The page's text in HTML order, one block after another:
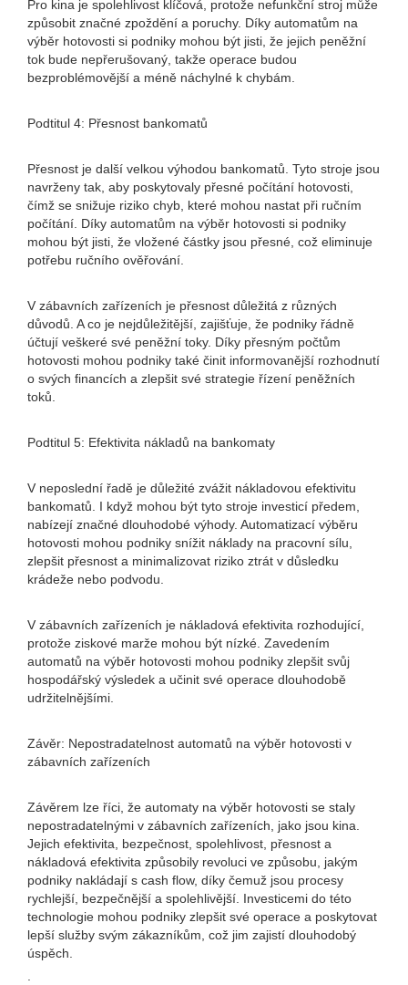
Pro kina je spolehlivost klíčová, protože nefunkční stroj může
způsobit značné zpoždění a poruchy. Díky automatům na
výběr hotovosti si podniky mohou být jisti, že jejich peněžní
tok bude nepřerušovaný, takže operace budou
bezproblémovější a méně náchylné k chybám.
Podtitul 4: Přesnost bankomatů
Přesnost je další velkou výhodou bankomatů. Tyto stroje jsou
navrženy tak, aby poskytovaly přesné počítání hotovosti,
čímž se snižuje riziko chyb, které mohou nastat při ručním
počítání. Díky automatům na výběr hotovosti si podniky
mohou být jisti, že vložené částky jsou přesné, což eliminuje
potřebu ručního ověřování.
V zábavních zařízeních je přesnost důležitá z různých
důvodů. A co je nejdůležitější, zajišťuje, že podniky řádně
účtují veškeré své peněžní toky. Díky přesným počtům
hotovosti mohou podniky také činit informovanější rozhodnutí
o svých financích a zlepšit své strategie řízení peněžních
toků.
Podtitul 5: Efektivita nákladů na bankomaty
V neposlední řadě je důležité zvážit nákladovou efektivitu
bankomatů. I když mohou být tyto stroje investicí předem,
nabízejí značné dlouhodobé výhody. Automatizací výběru
hotovosti mohou podniky snížit náklady na pracovní sílu,
zlepšit přesnost a minimalizovat riziko ztrát v důsledku
krádeže nebo podvodu.
V zábavních zařízeních je nákladová efektivita rozhodující,
protože ziskové marže mohou být nízké. Zavedením
automatů na výběr hotovosti mohou podniky zlepšit svůj
hospodářský výsledek a učinit své operace dlouhodobě
udržitelnějšími.
Závěr: Nepostradatelnost automatů na výběr hotovosti v
zábavních zařízeních
Závěrem lze říci, že automaty na výběr hotovosti se staly
nepostradatelnými v zábavních zařízeních, jako jsou kina.
Jejich efektivita, bezpečnost, spolehlivost, přesnost a
nákladová efektivita způsobily revoluci ve způsobu, jakým
podniky nakládají s cash flow, díky čemuž jsou procesy
rychlejší, bezpečnější a spolehlivější. Investicemi do této
technologie mohou podniky zlepšit své operace a poskytovat
lepší služby svým zákazníkům, což jim zajistí dlouhodobý
úspěch.